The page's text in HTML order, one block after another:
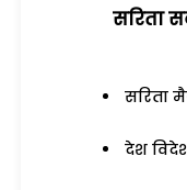
सरिता
सरिता
देश